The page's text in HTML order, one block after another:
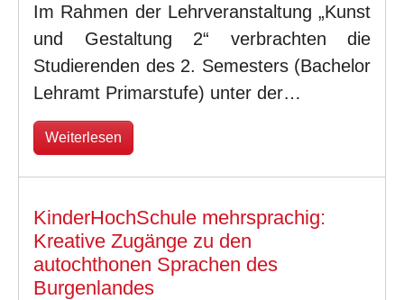
Im Rahmen der Lehrveranstaltung „Kunst
und Gestaltung 2“ verbrachten die
Studierenden des 2. Semesters (Bachelor
Lehramt Primarstufe) unter der…
Weiterlesen
KinderHochSchule mehrsprachig:
Kreative Zugänge zu den
autochthonen Sprachen des
Burgenlandes